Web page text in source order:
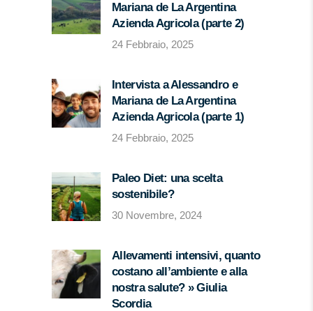
Mariana de La Argentina
Azienda Agricola (parte 2)
24 Febbraio, 2025
Intervista a Alessandro e
Mariana de La Argentina
Azienda Agricola (parte 1)
24 Febbraio, 2025
Paleo Diet: una scelta
sostenibile?
30 Novembre, 2024
Allevamenti intensivi, quanto
costano all’ambiente e alla
nostra salute? » Giulia
Scordia